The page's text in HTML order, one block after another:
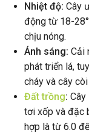
Nhiệt độ: Cây
động từ 18-
chịu nóng.
Ánh sáng: Cải
phát triển lá,
cháy và cây
Đất trồng: Cây
tơi xốp và đặc
hợp là từ 6.0